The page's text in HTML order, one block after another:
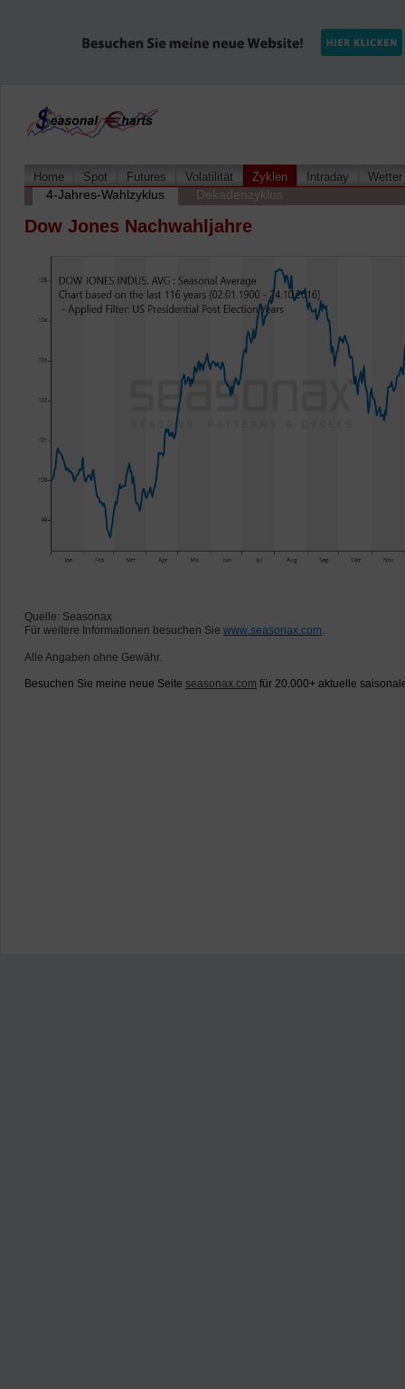
Home Spot Futures Volatilität Zyklen Intraday Wetter
4-Jahres-Wahlzyklus Dekadenzyklus
Dow Jones Nachwahljahre
Quelle: Seasonax
Für weitere Informationen besuchen Sie www.seasonax.com.
Alle Angaben ohne Gewähr.
Besuchen Sie meine neue Seite seasonax.com für 20.000+ aktuelle